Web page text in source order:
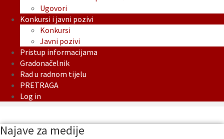
Ugovori
Konkursi i javni pozivi
Konkursi
Javni pozivi
Pristup informacijama
Gradonačelnik
Rad u radnom tijelu
PRETRAGA
Log in
Najave za medije